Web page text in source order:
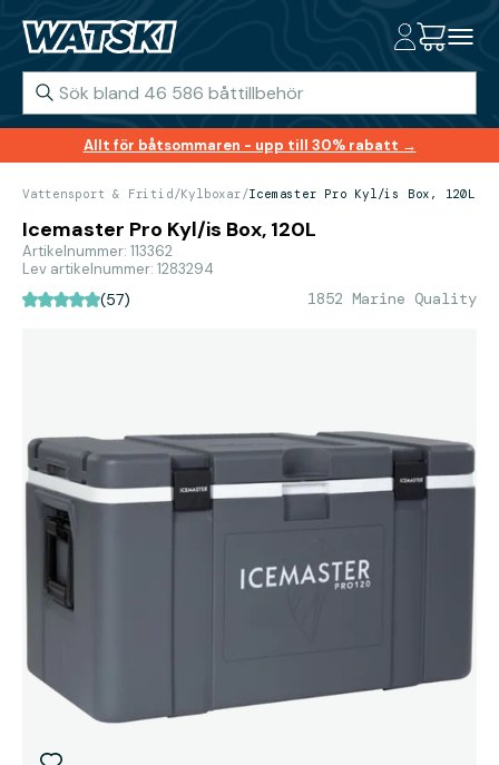
Allt för båtsommaren - upp till 30% rabatt →
Vattensport & Fritid /Kylboxar/Icemaster Pro Kyl/is Box, 120L
Icemaster Pro Kyl/is Box, 120L
Artikelnummer: 113362
Lev artikelnummer: 1283294
(57) 1852 Marine Quality